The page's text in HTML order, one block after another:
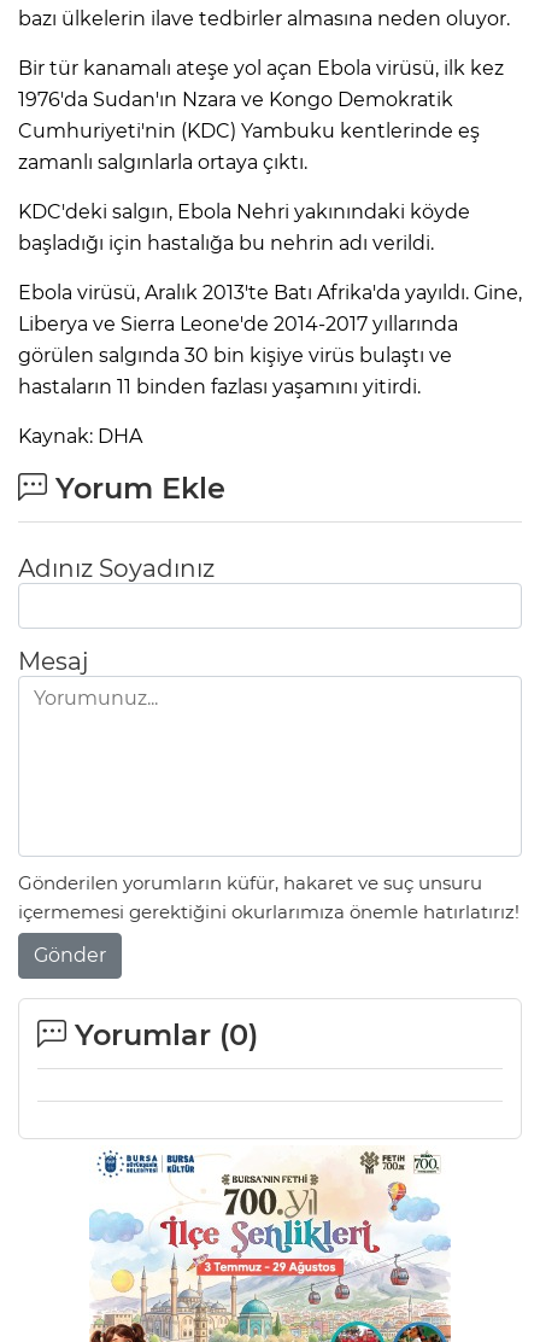
bazı ülkelerin ilave tedbirler almasına neden oluyor.
Bir tür kanamalı ateşe yol açan Ebola virüsü, ilk kez
1976'da Sudan'ın Nzara ve Kongo Demokratik
Cumhuriyeti'nin (KDC) Yambuku kentlerinde eş
zamanlı salgınlarla ortaya çıktı.
KDC'deki salgın, Ebola Nehri yakınındaki köyde
başladığı için hastalığa bu nehrin adı verildi.
Ebola virüsü, Aralık 2013'te Batı Afrika'da yayıldı. Gine,
Liberya ve Sierra Leone'de 2014-2017 yıllarında
görülen salgında 30 bin kişiye virüs bulaştı ve
hastaların 11 binden fazlası yaşamını yitirdi.
Kaynak: DHA
Yorum Ekle
Adınız Soyadınız
Mesaj
Gönderilen yorumların küfür, hakaret ve suç unsuru
içermemesi gerektiğini okurlarımıza önemle hatırlatırız!
Gönder
Yorumlar (0)